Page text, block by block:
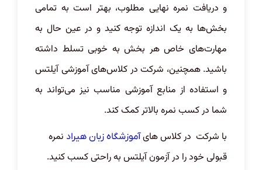
و دریافت نمره نهایی مطلوب، بهتر است به تمامی
بخش‌ها به یک اندازه توجه کنید و در عین حال به
مهارت‌های خاص هر بخش به خوبی تسلط داشته
باشید. همچنین، شرکت در کلاس‌های آموزشی آیلتس
و استفاده از منابع آموزشی مناسب نیز می‌تواند به
شما در کسب نمره بالاتر کمک کند.
با شرکت در کلاس هایآموزشگاه زبان هیراد نمره
قبولی خود را در آزمون آیلتس به راحتی کسب کنید.